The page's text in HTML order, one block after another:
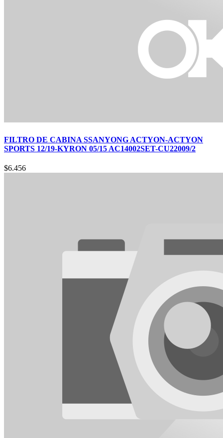
FILTRO DE CABINA SSANYONG ACTYON-ACTYON
SPORTS 12/19-KYRON 05/15 AC14002SET-CU22009/2
$6.456